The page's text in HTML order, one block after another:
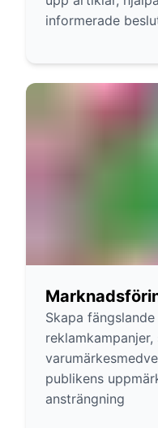
informerade
Skapa
publikens
ansträngning